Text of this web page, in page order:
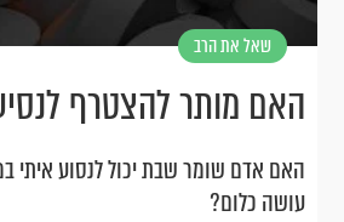
שאל את הרב
האם מותר להצטרף
האם אדם שומר שבת יכול לנסוע איתי
עושה כלום?